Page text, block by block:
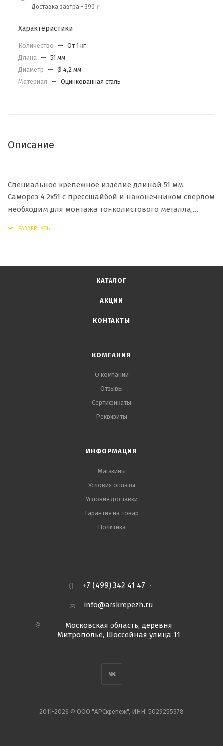
Доставка завтра - 390 ₽
Характеристики
Количество — От 1 кг
Длина — 51 мм
Диаметр
— Ø 4,2 мм
Материал
— Оцинкованная сталь
Описание
Специальное крепежное изделие длиной 51 мм.
Саморез 4 2х51 с прессшайбой и наконечником сверлом
необходим для монтажа тонколистового металла,
покрытие делает саморез стойким к разрушительному
влиянию влаги и позволяет эксплуатировать его в
сверлом оптом предлагает наш интернет-магазин с
КАТАЛОГ
АКЦИИ
КОНТАКТЫ
КОМПАНИЯ
О компании
Отзывы
Сертификаты
Реквизиты
ИНФОРМАЦИЯ
Магазины
Условия оплаты
Условия доставки
Гарантия на товар
Политика
+7 (499) 342 41 47
info@arskrepezh.ru
Московская область, деревня
Митрополье, Шоссейная улица 11
2011-2026 © ООО "АРСкрепеж", ИНН: 5029255378